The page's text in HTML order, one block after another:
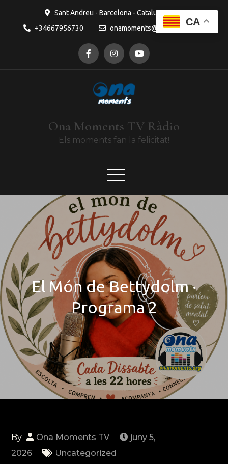
Sant Andreu - Barcelona - Catalunya
+34667956730
onamoments@gmail.com
Ona Moments TV Ràdio
Els moments fan la felicitat!
El Món de Bettydolm ·
Programa 2
By Ona Moments TV
juny 5,
2026
Uncategorized
CA